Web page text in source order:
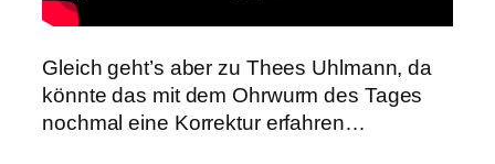
Gleich geht’s aber zu Thees Uhlmann, da
könnte das mit dem Ohrwurm des Tages
nochmal eine Korrektur erfahren…